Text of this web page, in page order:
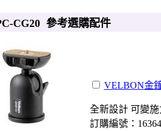
CG20 參考選購配件
VELBON金
全新設計 可變
訂購編號：